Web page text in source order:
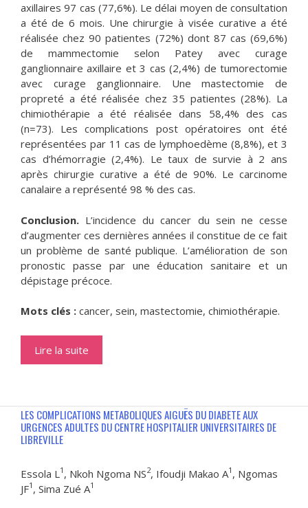
axillaires 97 cas (77,6%). Le délai moyen de consultation
a été de 6 mois. Une chirurgie à visée curative a été
réalisée chez 90 patientes (72%) dont 87 cas (69,6%)
de mammectomie selon Patey avec curage
ganglionnaire axillaire et 3 cas (2,4%) de tumorectomie
avec curage ganglionnaire. Une mastectomie de
propreté a été réalisée chez 35 patientes (28%). La
chimiothérapie a été réalisée dans 58,4% des cas
(n=73). Les complications post opératoires ont été
représentées par 11 cas de lymphoedème (8,8%), et 3
cas d’hémorragie (2,4%). Le taux de survie à 2 ans
après chirurgie curative a été de 90%. Le carcinome
canalaire a représenté 98 % des cas.
Conclusion. L’incidence du cancer du sein ne cesse
d’augmenter ces dernières années il constitue de ce fait
un problème de santé publique. L’amélioration de son
pronostic passe par une éducation sanitaire et un
dépistage précoce.
Mots clés : cancer, sein, mastectomie, chimiothérapie.
Lire la suite
LES COMPLICATIONS METABOLIQUES AIGUËS DU DIABETE AUX
URGENCES ADULTES DU CENTRE HOSPITALIER UNIVERSITAIRES DE
LIBREVILLE
Essola L 1 , Nkoh Ngoma NS2, Ifoudji Makao A1 , Ngomas
JF1 , Sima Zué A1